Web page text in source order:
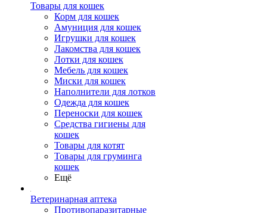
Товары для кошек
Корм для кошек
Амуниция для кошек
Игрушки для кошек
Лакомства для кошек
Лотки для кошек
Мебель для кошек
Миски для кошек
Наполнители для лотков
Одежда для кошек
Переноски для кошек
Средства гигиены для
кошек
Товары для котят
Товары для груминга
кошек
Ещё
Ветеринарная аптека
Противопаразитарные